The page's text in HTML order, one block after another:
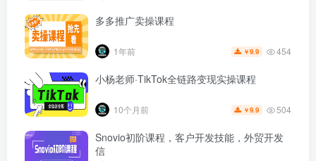
多多推广卖操课程
1年前 ￥9.9 454
小杨老师·TikTok全链路变现实操课程
10个月前 ￥9.9 504
Snovio初阶课程，客户开发技能，外贸开发
信